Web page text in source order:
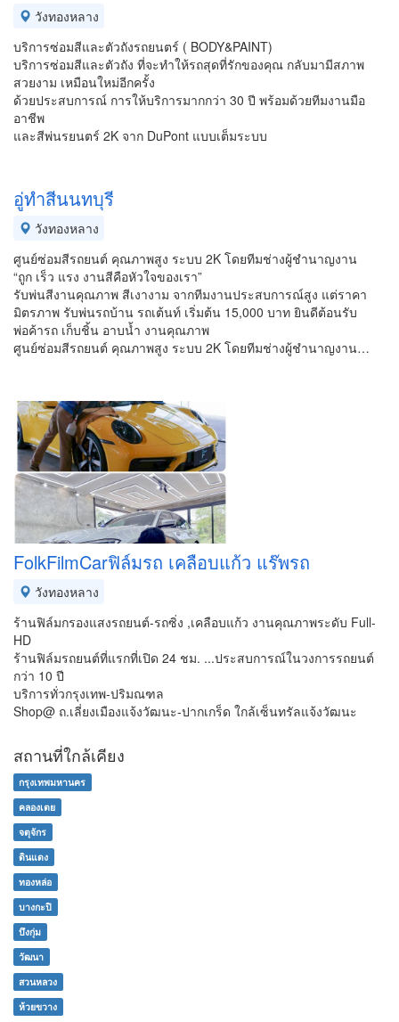
วังทองหลาง
บริการซ่อมสีและตัวถังรถยนตร์ ( BODY&PAINT)
บริการซ่อมสีและตัวถัง ที่จะทำให้รถสุดที่รักของคุณ กลับมามีสภาพ
สวยงาม เหมือนใหม่อีกครั้ง
ด้วยประสบการณ์ การให้บริการมากกว่า 30 ปี พร้อมด้วยทีมงานมือ
อาชีพ
​และสีพ่นรยนตร์ 2K จาก DuPont แบบเต็มระบบ
อู่ทำสีนนทบุรี
วังทองหลาง
ศูนย์ซ่อมสีรถยนต์ คุณภาพสูง ระบบ 2K โดยทีมช่างผู้ชำนาญงาน
“ถูก เร็ว แรง งานสีคือหัวใจของเรา”
รับพ่นสีงานคุณภาพ สีเงางาม จากทีมงานประสบการณ์สูง แต่ราคา
มิตรภาพ รับพ่นรถบ้าน รถเต้นท์ เริ่มต้น 15,000 บาท ยินดีต้อนรับ
พ่อค้ารถ เก็บชิ้น อาบน้ำ งานคุณภาพ
ศูนย์ซ่อมสีรถยนต์ คุณภาพสูง ระบบ 2K โดยทีมช่างผู้ชำนาญงาน…
FolkFilmCarฟิล์มรถ เคลือบแก้ว แร๊พรถ
วังทองหลาง
ร้านฟิล์มกรองแสงรถยนต์-รถซิ่ง ,เคลือบแก้ว งานคุณภาพระดับ Full-
HD
ร้านฟิล์มรถยนต์ที่แรกที่เปิด 24 ชม. ...ประสบการณ์ในวงการรถยนต์
กว่า 10 ปี
บริการทั่วกรุงเทพ-ปริมณฑล
Shop@ ถ.เลี่ยงเมืองแจ้งวัฒนะ-ปากเกร็ด ใกล้เซ็นทรัลแจ้งวัฒนะ
สถานที่ใกล้เคียง
กรุงเทพมหานคร
คลองเตย
จตุจักร
ดินแดง
ทองหล่อ
บางกะปิ
บึงกุ่ม
วัฒนา
สวนหลวง
ห้วยขวาง